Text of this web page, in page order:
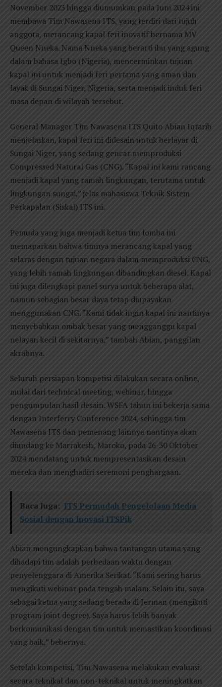
November 2023 hingga diumumkan pada Juni 2024 ini
membawa Tim Nawasena ITS, yang terdiri dari tujuh
anggota, merancang kapal feri inovatif bernama MV
Queen Nneka. Nama Nneka yang berarti ibu yang agung
dalam bahasa Igbo (Nigeria), mencerminkan tujuan
kapal ini untuk menjadi feri pertama yang aman dan
layak di Sungai Niger, Nigeria, serta menjadi induk feri
masa depan di wilayah tersebut.
General Manager Tim Nawasena ITS Quito Abian Iqtarib
menjelaskan, kapal feri ini didesain untuk berlayar di
Sungai Niger, yang sedang gencar memproduksi
Compressed Natural Gas (CNG). “Kapal ini kami rancang
menjadi kapal yang ramah lingkungan, terutama untuk
lingkungan sungai,” jelas mahasiswa Teknik Sistem
Perkapalan (Siskal) ITS ini.
Pemuda yang juga menjadi ketua tim lomba ini
memaparkan bahwa timnya merancang kapal yang
selaras dengan tujuan negara dalam memproduksi CNG,
yang lebih ramah lingkungan dibandingkan diesel. Kapal
ini juga dilengkapi panel surya untuk beberapa alat,
namun sebagian besar daya tetap diupayakan
menggunakan CNG. “Kami tidak ingin kapal ini nantinya
menyebabkan ombak besar yang mengganggu kapal
nelayan kecil di sekitarnya,” tambah Abian, panggilan
akrabnya.
Seluruh persiapan kompetisi dilakukan secara online,
mulai dari technical meeting, webinar, hingga
pengumpulan hasil desain. WSFA tahun ini bekerja sama
dengan Interferry Conference 2024, sehingga tim
Nawasena ITS dan pemenang lainnya nantinya akan
diundang ke Marrakesh, Maroko, pada 26-30 Oktober
2024 mendatang untuk mempresentasikan desain
mereka dan menghadiri seremoni penghargaan.
Baca Juga: ITS Permudah Pengelolaan Media
Sosial dengan Inovasi ITSPik
Abian mengungkapkan bahwa tantangan utama yang
dihadapi tim adalah perbedaan waktu dengan
penyelenggara di Amerika Serikat. “Kami sering harus
mengikuti webinar pada tengah malam. Selain itu, saya
sebagai ketua yang sedang berada di Jerman (mengikuti
program joint degree). Saya harus lebih banyak
berkomunikasi dengan tim untuk memastikan koordinasi
yang baik,” bebernya.
Setelah kompetisi, Tim Nawasena melakukan evaluasi
secara teknikal dan non-teknikal untuk meningkatkan